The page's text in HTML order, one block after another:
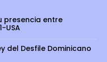
presencia entre
USA
del Desfile Dominicano